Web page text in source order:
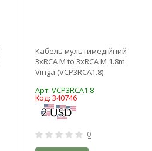
Кабель мультимедійний
3xRCA M to 3xRCA M 1.8m
Vinga (VCP3RCA1.8)
Арт: VCP3RCA1.8
Код: 340746
0